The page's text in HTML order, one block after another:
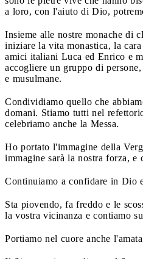
a loro, con l'aiuto di Dio,
Insieme alle nostre monache di
iniziare la vita monastica, la
amici italiani Luca ed Enrico e
accogliere un gruppo di
e musulmane.
Condividiamo quello che
domani. Stiamo tutti nel
celebriamo anche la Messa.
Ho portato l'immagine della
immagine sarà la nostra forza, e
Continuiamo a confidare in Dio
Sta piovendo, fa freddo e le
la vostra vicinanza e contiamo
Portiamo nel cuore anche